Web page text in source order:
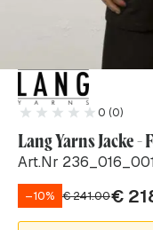
0 (0)
Lang Yarns Jacke -
Art.Nr 236_016_001
–10% €241.00€